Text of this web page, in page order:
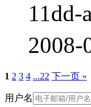
11dd-
2008-
1 2 3 4 ...22 下一页 »
用户名